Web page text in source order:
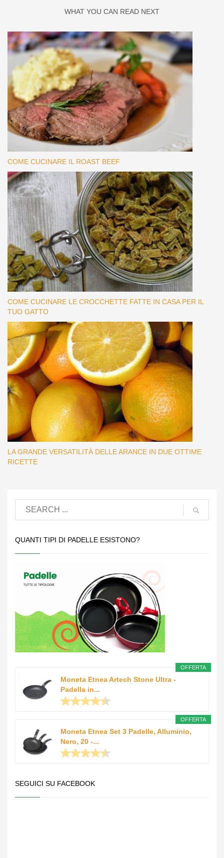
WHAT YOU CAN READ NEXT
COME CUCINARE IL ROAST BEEF
COME CUCINARE LE CROCCHETTE FATTE IN CASA PER IL
TUO GATTO
LA GRANDE VERSATILITÀ DELLE ARANCE IN DUE OTTIME
RICETTE
QUANTI TIPI DI PADELLE ESISTONO?
OFFERTA
Moneta Etnea Artech Stone Ultra -
Padella in...
OFFERTA
Moneta Etnea Set 3 Padelle, Alluminio,
Nero, 20 -...
SEGUICI SU FACEBOOK